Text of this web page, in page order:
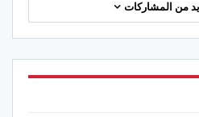
من المشاركات